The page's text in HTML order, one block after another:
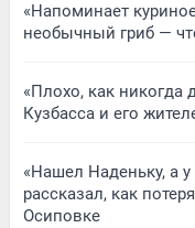
«Напоминает
необычный гриб —
«Плохо, как никогда
Кузбасса и его
«Нашел Наденьку, а
рассказал, как
Осиповке